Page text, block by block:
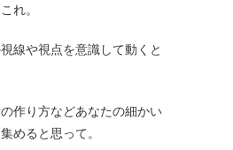
れ。
線や視点を意識して動くと
作り方などあなたの細かい
めると思って。